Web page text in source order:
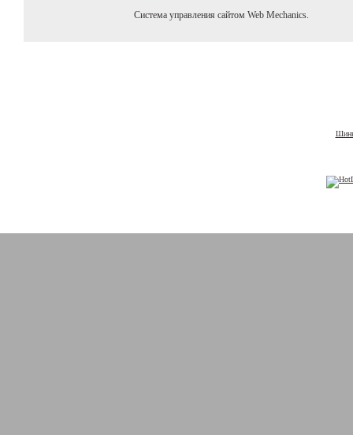
Система управления сайтом Web Mechanics.